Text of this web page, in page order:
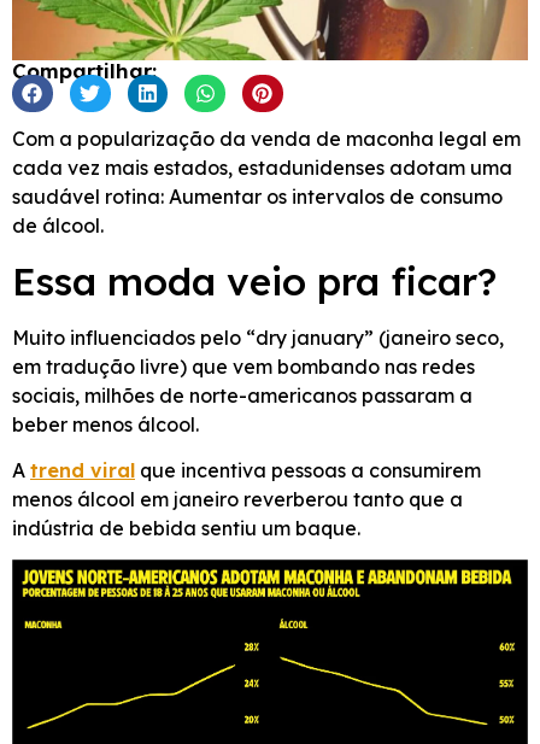
Compartilhar:
Com a popularização da venda de maconha legal em
cada vez mais estados, estadunidenses adotam uma
saudável rotina: Aumentar os intervalos de consumo
de álcool.
Essa moda veio pra ficar?
Muito influenciados pelo “dry january” (janeiro seco,
em tradução livre) que vem bombando nas redes
sociais, milhões de norte-americanos passaram a
beber menos álcool.
A trend viral que incentiva pessoas a consumirem
menos álcool em janeiro reverberou tanto que a
indústria de bebida sentiu um baque.